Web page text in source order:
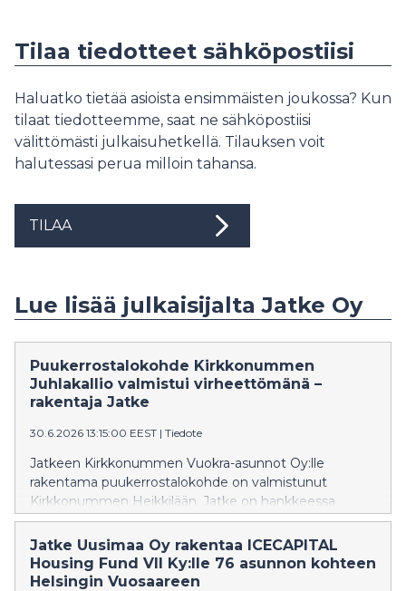
Tilaa tiedotteet sähköpostiisi
Haluatko tietää asioista ensimmäisten joukossa? Kun
tilaat tiedotteemme, saat ne sähköpostiisi
välittömästi julkaisuhetkellä. Tilauksen voit
halutessasi perua milloin tahansa.
TILAA
Lue lisää julkaisijalta Jatke Oy
Puukerrostalokohde Kirkkonummen
Juhlakallio valmistui virheettömänä –
rakentaja Jatke
30.6.2026 13:15:00 EEST | Tiedote
Jatkeen Kirkkonummen Vuokra-asunnot Oy:lle
rakentama puukerrostalokohde on valmistunut
Kirkkonummen Heikkilään. Jatke on hankkeessa
päässyt hyödyntämään aktiivisesti kehittämäänsä
puurakentamisen osaamista.
Jatke Uusimaa Oy rakentaa ICECAPITAL
Housing Fund VII Ky:lle 76 asunnon kohteen
Helsingin Vuosaareen